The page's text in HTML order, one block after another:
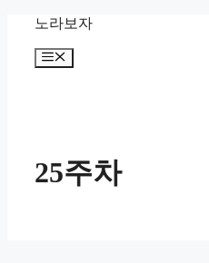
노라보자
메
25주차